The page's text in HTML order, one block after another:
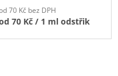
70 Kč bez DPH
70 Kč / 1 ml odstřik